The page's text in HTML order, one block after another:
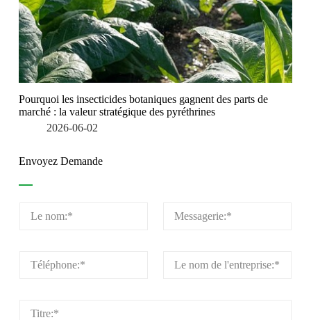
Pourquoi les insecticides botaniques gagnent des parts de
marché : la valeur stratégique des pyréthrines
2026-06-02
Envoyez Demande